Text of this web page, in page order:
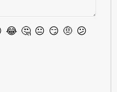
😂 🤔 😐 😏 🤨 😕